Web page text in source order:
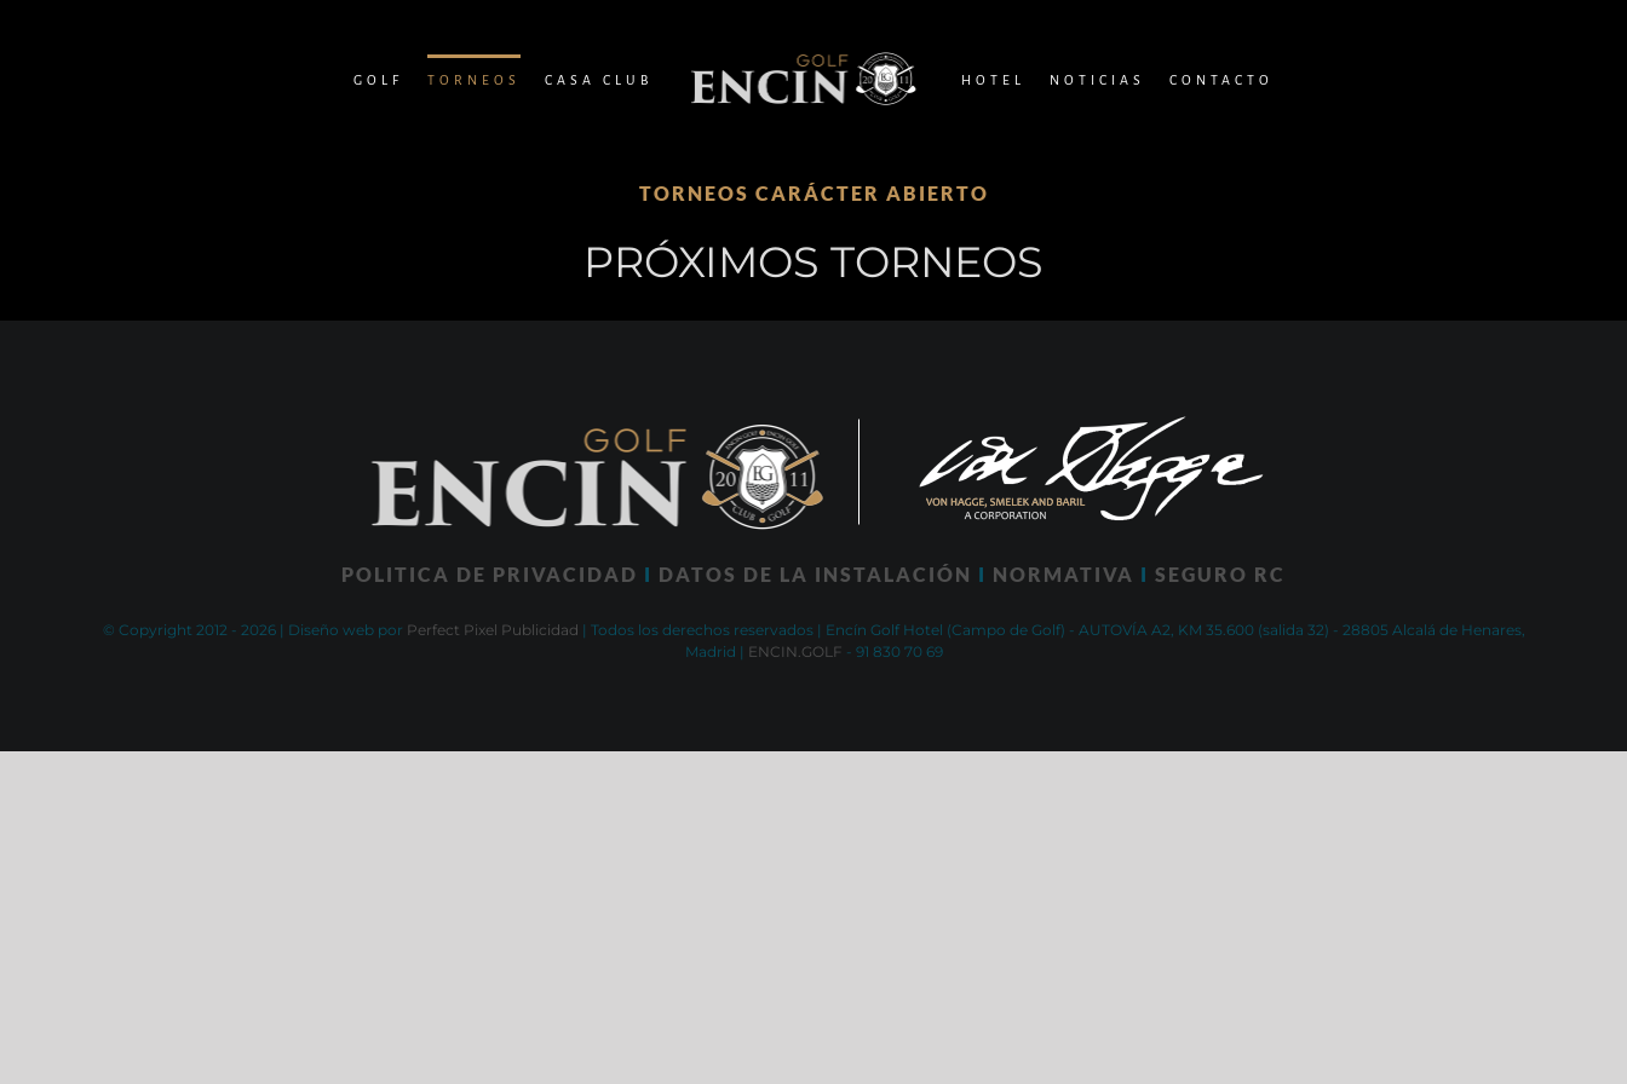
GOLF TORNEOS CASA CLUB HOTEL NOTICIAS CONTACTO
TORNEOS CARÁCTER ABIERTO
PRÓXIMOS TORNEOS
POLITICA DE PRIVACIDAD I DATOS DE LA INSTALACIÓN I NORMATIVA I SEGURO RC
© Copyright 2012 - 2026 | Diseño web por Perfect Pixel Publicidad | Todos los derechos reservados | Encín Golf Hotel (Campo de Golf) - AUTOVÍA A2, KM 35.600 (salida 32) - 28805 Alcalá de Henares,
Madrid | ENCIN.GOLF - 91 830 70 69